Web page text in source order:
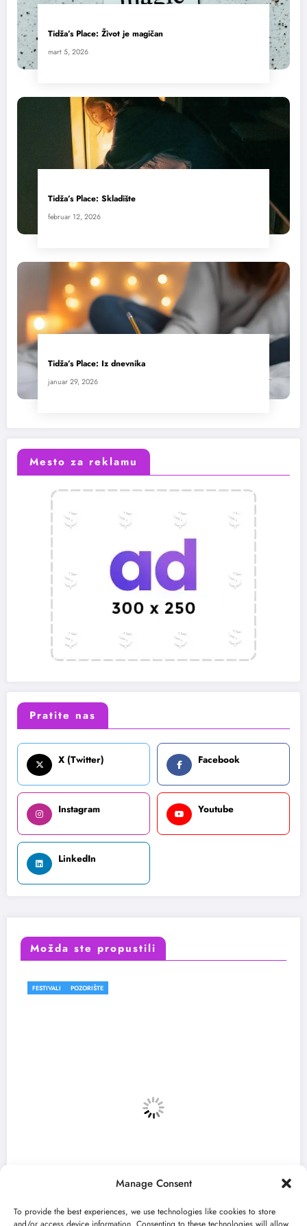
Manage Consent
To provide the best experiences, we use technologies like cookies to store
Tidža’s Place: Život je magičan
mart 5, 2026
Tidža’s Place: Skladište
februar 12, 2026
Tidža’s Place: Iz dnevnika
januar 29, 2026
Mesto za reklamu
Pratite nas
X (Twitter) Facebook
Instagram Youtube
LinkedIn
Možda ste propustili